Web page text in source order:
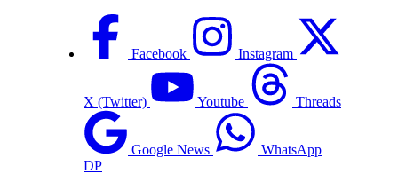
Facebook Instagram
X (Twitter) Youtube Threads
Google News
WhatsApp
DP